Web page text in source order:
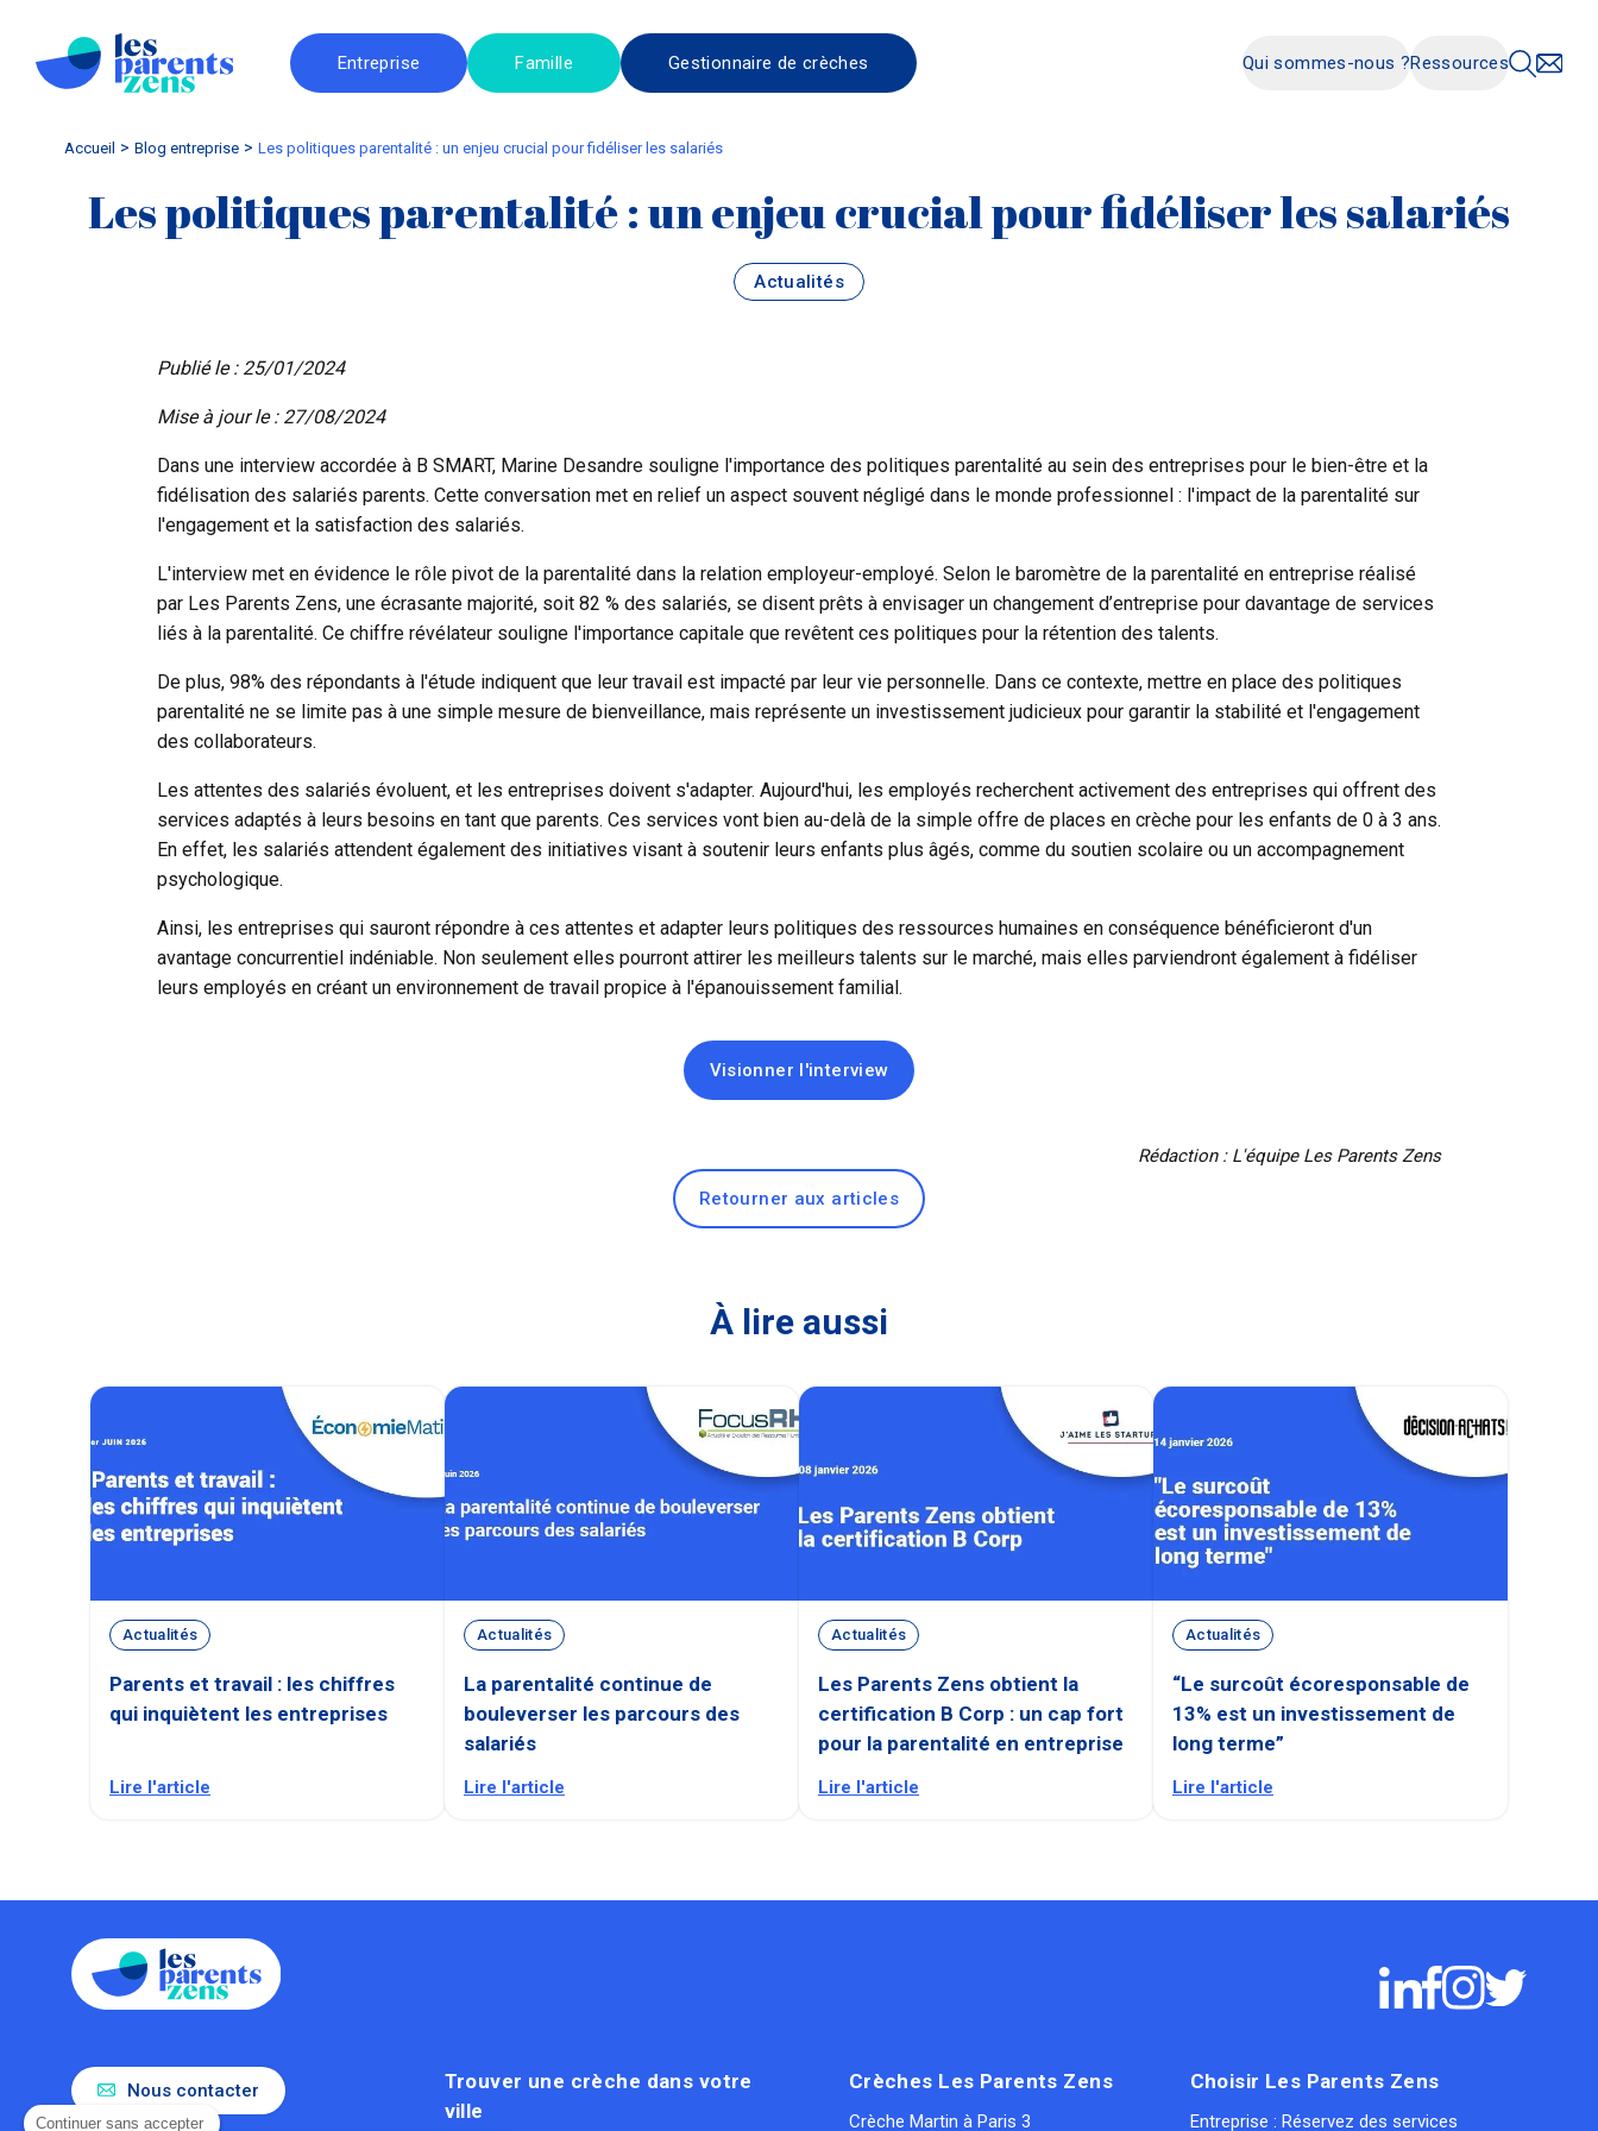
Continuer sans accepter
Entreprise Famille Gestionnaire de crèches Qui sommes-nous ?Ressources
Accueil blog entreprise Les politiques parentalité : un enjeu crucial pour fidéliser les salariés
Les politiques parentalité : un enjeu crucial pour fidéliser les salariés
Actualités
Publié le : 25/01/2024
Mise à jour le : 27/08/2024
Dans une interview accordée à B SMART, Marine Desandre souligne l'importance des politiques parentalité au sein des entreprises pour le bien-être et la
fidélisation des salariés parents. Cette conversation met en relief un aspect souvent négligé dans le monde professionnel : l'impact de la parentalité sur
l'engagement et la satisfaction des salariés.
L'interview met en évidence le rôle pivot de la parentalité dans la relation employeur-employé. Selon le baromètre de la parentalité en entreprise réalisé
par Les Parents Zens, une écrasante majorité, soit 82 % des salariés, se disent prêts à envisager un changement d’entreprise pour davantage de services
liés à la parentalité. Ce chiffre révélateur souligne l'importance capitale que revêtent ces politiques pour la rétention des talents.
De plus, 98% des répondants à l'étude indiquent que leur travail est impacté par leur vie personnelle. Dans ce contexte, mettre en place des politiques
parentalité ne se limite pas à une simple mesure de bienveillance, mais représente un investissement judicieux pour garantir la stabilité et l'engagement
des collaborateurs.
Les attentes des salariés évoluent, et les entreprises doivent s'adapter. Aujourd'hui, les employés recherchent activement des entreprises qui offrent des
services adaptés à leurs besoins en tant que parents. Ces services vont bien au-delà de la simple offre de places en crèche pour les enfants de 0 à 3 ans.
En effet, les salariés attendent également des initiatives visant à soutenir leurs enfants plus âgés, comme du soutien scolaire ou un accompagnement
psychologique.
Ainsi, les entreprises qui sauront répondre à ces attentes et adapter leurs politiques des ressources humaines en conséquence bénéficieront d'un
avantage concurrentiel indéniable. Non seulement elles pourront attirer les meilleurs talents sur le marché, mais elles parviendront également à fidéliser
leurs employés en créant un environnement de travail propice à l'épanouissement familial.
Visionner l'interview
Rédaction : L'équipe Les Parents Zens
Retourner aux articles
À lire aussi
Actualités
Parents et travail : les chiffres
qui inquiètent les entreprises
Lire l'article
Actualités
La parentalité continue de
bouleverser les parcours des
salariés
Lire l'article
Actualités
Les Parents Zens obtient la
certification B Corp : un cap fort
pour la parentalité en entreprise
Lire l'article
Actualités
“Le surcoût écoresponsable de
13% est un investissement de
long terme”
Lire l'article
Nous contacter
Trouver une crèche dans votre
ville
Crèches Les Parents Zens
Crèche Martin à Paris 3
Choisir Les Parents Zens
Entreprise : Réservez des services